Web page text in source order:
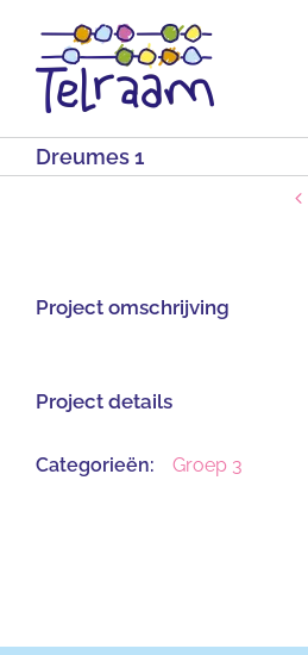
inhoud
Dreumes 1
Project omschrijving
Project details
Categorieën: Groep 3